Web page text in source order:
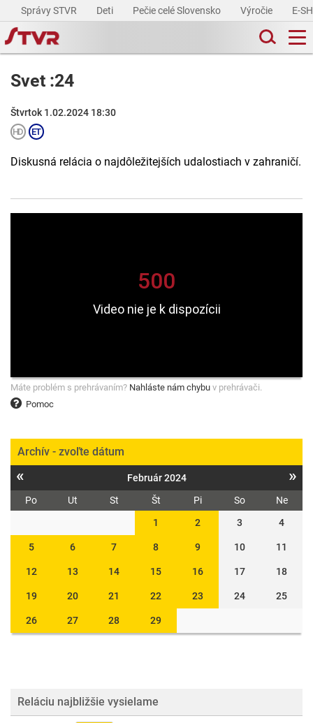
Správy STVR Deti Pečie celé Slovensko Výročie E-
Svet :24
Štvrtok 1.02.2024 18:30
Diskusná relácia o najdôležitejších udalostiach v zahraničí.
Pomoc
Máte problém s prehrávaním? Nahláste nám chybu v prehrávači.
Archív - zvoľte dátum
« Február 2024 »
Po Ut St Št Pi So
Ne
1
2 3 4
5 6 7 8 9 10 11
12 13 14 15 16 17 18
19 20 21 22 23 24 25
26 27 28 29
Reláciu najbližšie vysielame